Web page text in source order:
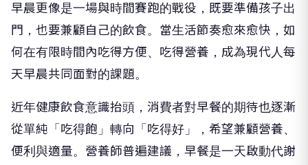
早晨更像是一場與時間賽跑的戰役，既要準備孩子出
門，也要兼顧自己的飲食。當生活節奏愈來愈快，如
何在有限時間內吃得方便、吃得營養，成為現代人每
天早晨共同面對的課題。
近年健康飲食意識抬頭，消費者對早餐的期待也逐漸
從單純「吃得飽」轉向「吃得好」，希望兼顧營養、
便利與適量。營養師普遍建議，早餐是一天啟動代謝